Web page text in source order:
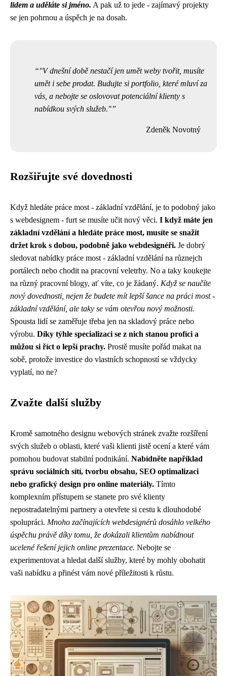
lidem a uděláte si jméno. A pak už to jede - zajímavý projekty
se jen pohrnou a úspěch je na dosah.
"V dnešní době nestačí jen umět weby tvořit, musíte
umět i sebe prodat. Budujte si portfolio, které mluví za
vás, a nebojte se oslovovat potenciální klienty s
nabídkou svých služeb."
Zdeněk Novotný
Rozšiřujte své dovednosti
Když hledáte práce most - základní vzdělání, je to podobný jako
s webdesignem - furt se musíte učit nový věci. I když máte jen
základní vzdělání a hledáte práce most, musíte se snažit
držet krok s dobou, podobně jako webdesignéři. Je dobrý
sledovat nabídky práce most - základní vzdělání na různejch
portálech nebo chodit na pracovní veletrhy. No a taky koukejte
na různý pracovní blogy, ať víte, co je žádaný. Když se naučíte
nový dovednosti, nejen že budete mít lepší šance na práci most -
základní vzdělání, ale taky se vám otevřou nový možnosti.
Spousta lidí se zaměřuje třeba jen na skladový práce nebo
výrobu. Díky týhle specializaci se z nich stanou profíci a
můžou si říct o lepší prachy. Prostě musíte pořád makat na
sobě, protože investice do vlastních schopností se vždycky
vyplatí, no ne?
Zvažte další služby
Kromě samotného designu webových stránek zvažte rozšíření
svých služeb o oblasti, které vaši klienti jistě ocení a které vám
pomohou budovat stabilní podnikání. Nabídněte například
správu sociálních sítí, tvorbu obsahu, SEO optimalizaci
nebo grafický design pro online materiály. Tímto
komplexním přístupem se stanete pro své klienty
nepostradatelnými partnery a otevřete si cestu k dlouhodobé
spolupráci. Mnoho začínajících webdesignérů dosáhlo velkého
úspěchu právě díky tomu, že dokázali klientům nabídnout
ucelené řešení jejich online prezentace. Nebojte se
experimentovat a hledat další služby, které by mohly obohatit
vaši nabídku a přinést vám nové příležitosti k růstu.